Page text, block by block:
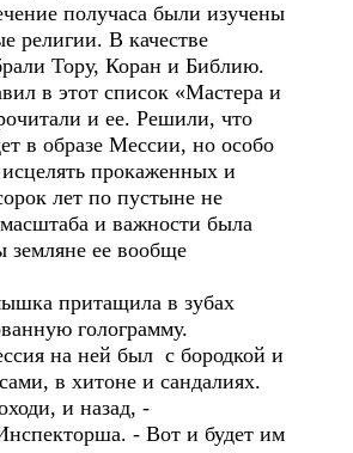
получаса были изучены
религии. В качестве
Тору, Коран и Библию.
в этот список «Мастера и
и ее. Решили, что
в образе Мессии, но особо
прокаженных и
лет по пустыне не
и важности была
земляне ее вообще
притащила в зубах
голограмму.
на ней был с бородкой и
в хитоне и сандалиях.
и назад, -
- Вот и будет им